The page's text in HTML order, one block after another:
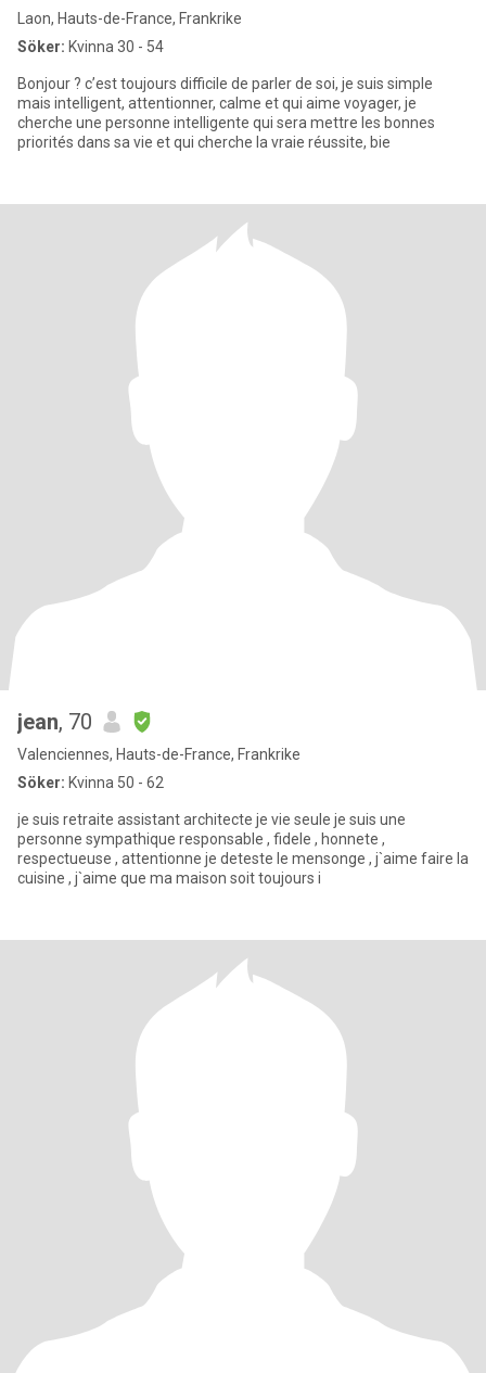
Laon, Hauts-de-France, Frankrike
Söker: Kvinna 30 - 54
Bonjour ? c’est toujours difficile de parler de soi, je suis simple
mais intelligent, attentionner, calme et qui aime voyager, je
cherche une personne intelligente qui sera mettre les bonnes
priorités dans sa vie et qui cherche la vraie réussite, bie
jean, 70
Valenciennes, Hauts-de-France, Frankrike
Söker: Kvinna 50 - 62
je suis retraite assistant architecte je vie seule je suis une
personne sympathique responsable , fidele , honnete ,
respectueuse , attentionne je deteste le mensonge , j`aime faire la
cuisine , j`aime que ma maison soit toujours i